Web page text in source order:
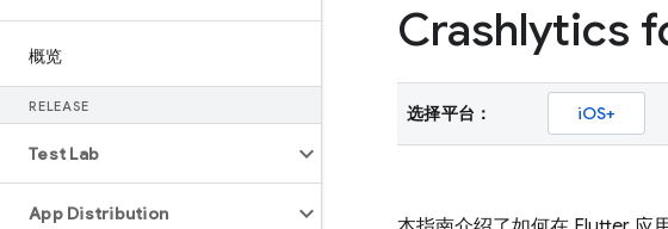
概览
RELEASE
Test Lab
App Distribution
Crashlytics
选择平台： iOS+